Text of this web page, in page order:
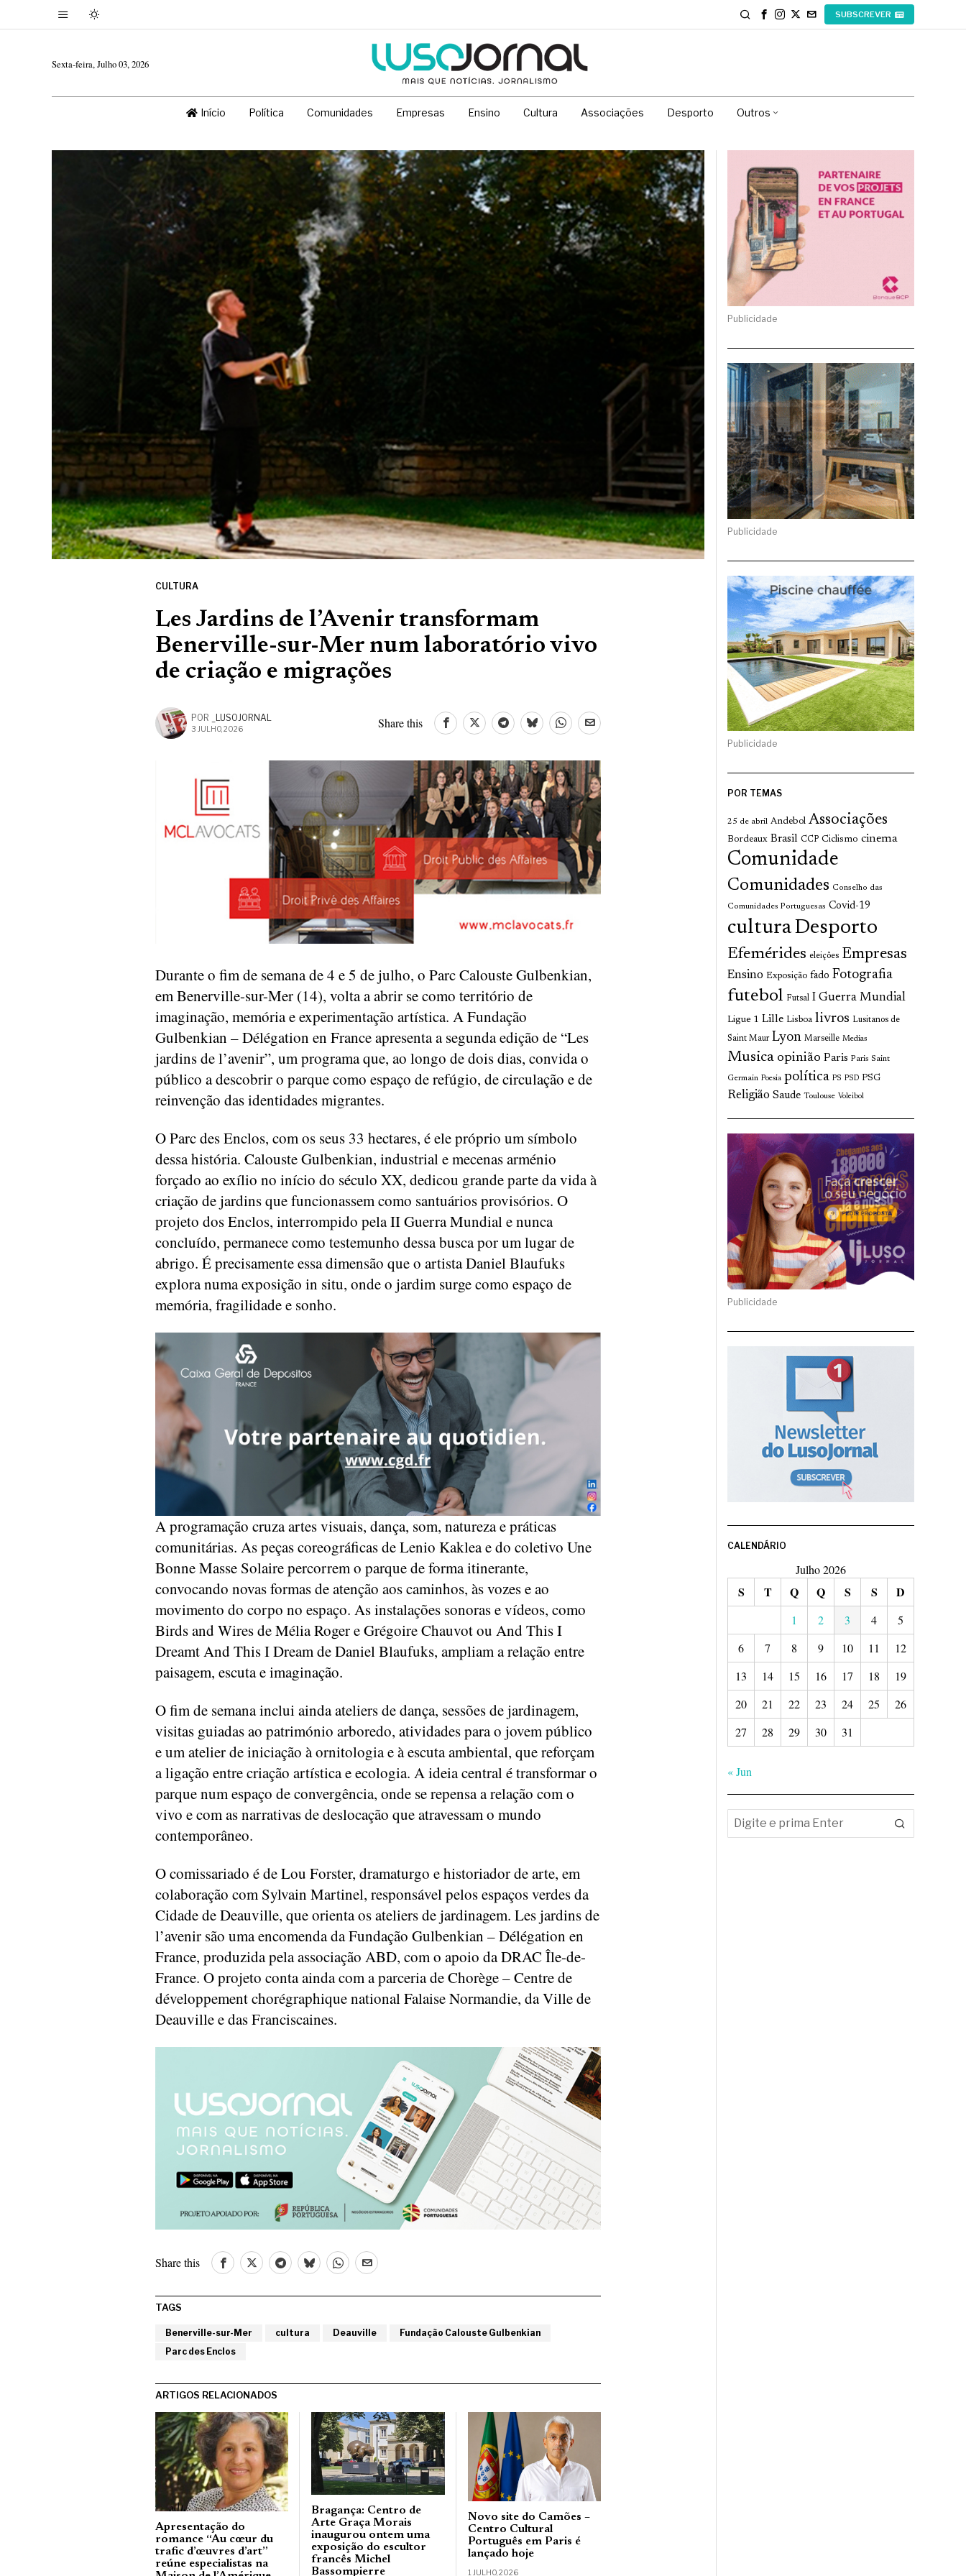
SUBSCREVER
Sexta-feira, Julho 03, 2026
Início Política Comunidades Empresas Ensino Cultura Associações Desporto Outros
CULTURA
Les Jardins de l’Avenir transformam
Benerville-sur-Mer num laboratório vivo
de criação e migrações
POR _LUSOJORNAL
3 JULHO, 2026 Share this
Durante o fim de semana de 4 e 5 de julho, o Parc Calouste Gulbenkian,
em Benerville-sur-Mer (14), volta a abrir se como território de
imaginação, memória e experimentação artística. A Fundação
Gulbenkian – Délégation en France apresenta a segunda edição de “Les
jardins de l’avenir”, um programa que, ao longo de dois dias, convida o
público a descobrir o parque como espaço de refúgio, de circulação e de
reinvenção das identidades migrantes.
O Parc des Enclos, com os seus 33 hectares, é ele próprio um símbolo
dessa história. Calouste Gulbenkian, industrial e mecenas arménio
forçado ao exílio no início do século XX, dedicou grande parte da vida à
criação de jardins que funcionassem como santuários provisórios. O
projeto dos Enclos, interrompido pela II Guerra Mundial e nunca
concluído, permanece como testemunho dessa busca por um lugar de
abrigo. É precisamente essa dimensão que o artista Daniel Blaufuks
explora numa exposição in situ, onde o jardim surge como espaço de
memória, fragilidade e sonho.
A programação cruza artes visuais, dança, som, natureza e práticas
comunitárias. As peças coreográficas de Lenio Kaklea e do coletivo Une
Bonne Masse Solaire percorrem o parque de forma itinerante,
convocando novas formas de atenção aos caminhos, às vozes e ao
movimento do corpo no espaço. As instalações sonoras e vídeos, como
Birds and Wires de Mélia Roger e Grégoire Chauvot ou And This I
Dreamt And This I Dream de Daniel Blaufuks, ampliam a relação entre
paisagem, escuta e imaginação.
O fim de semana inclui ainda ateliers de dança, sessões de jardinagem,
visitas guiadas ao património arboredo, atividades para o jovem público
e um atelier de iniciação à ornitologia e à escuta ambiental, que reforçam
a ligação entre criação artística e ecologia. A ideia central é transformar o
parque num espaço de convergência, onde se repensa a relação com o
vivo e com as narrativas de deslocação que atravessam o mundo
contemporâneo.
O comissariado é de Lou Forster, dramaturgo e historiador de arte, em
colaboração com Sylvain Martinel, responsável pelos espaços verdes da
Cidade de Deauville, que orienta os ateliers de jardinagem. Les jardins de
l’avenir são uma encomenda da Fundação Gulbenkian – Délégation en
France, produzida pela associação ABD, com o apoio da DRAC Île-de-
France. O projeto conta ainda com a parceria de Chorège – Centre de
développement chorégraphique national Falaise Normandie, da Ville de
Deauville e das Franciscaines.
Share this
TAGS
Benerville-sur-Mer cultura Deauville
Fundação Calouste Gulbenkian
Parc des Enclos
ARTIGOS RELACIONADOS
Apresentação do
romance “Au cœur du
trafic d’œuvres d’art”
reúne especialistas na
Bragança: Centro de
Arte Graça Morais
inaugurou ontem uma
exposição do escultor
francês Michel
Bassompierre
Novo site do Camões –
Centro Cultural
Português em Paris é
lançado hoje
1 JULHO, 2026
Publicidade
Publicidade
Publicidade
POR TEMAS
25 de abril Andebol Associações
Bordeaux Brasil CCP Ciclismo cinema
Comunidade
Comunidades Conselho das
Comunidades Portuguesas Covid-19
culturaDesporto
Efemérides eleições Empresas
Ensino Exposição fado Fotografia
futebol Futsal I Guerra Mundial
Ligue 1 Lille Lisboa livros Lusitanos de
Saint Maur Lyon Marseille Medias
Musica opinião Paris Paris Saint
Germain Poesia política PS PSD PSG
Religião Saude Toulouse Voleibol
Publicidade
CALENDÁRIO
Julho 2026
S T Q Q S S D
1 2 3 4
5
6
7 8 9 10 11
12
13
14 15 16 17 18
19
20
21 22 23 24 25
26
27
28 29 30 31
« Jun